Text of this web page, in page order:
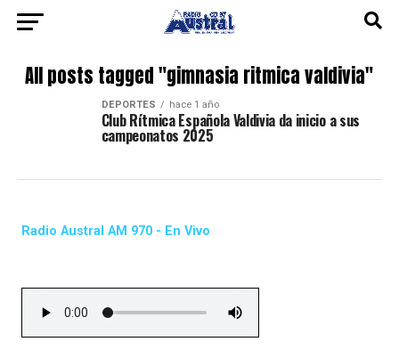
All posts tagged "gimnasia ritmica valdivia"
DEPORTES hace 1 año
Club Rítmica Española Valdivia da inicio a sus
campeonatos 2025
Radio Austral AM 970 - En Vivo